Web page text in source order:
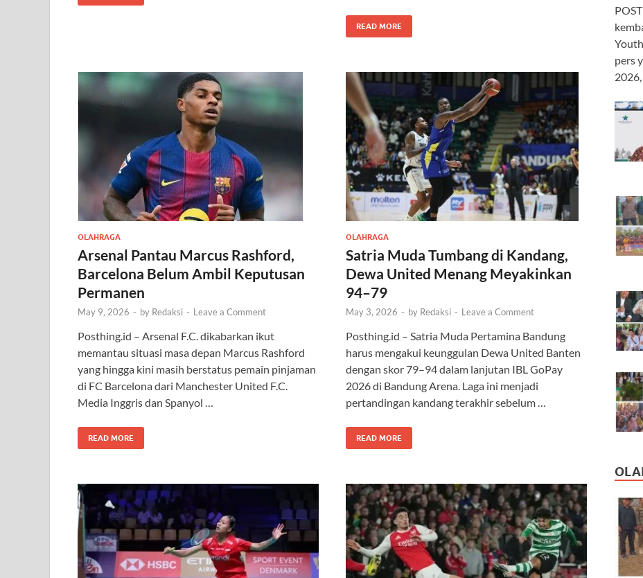
READ MORE
OLAHRAGA
Arsenal Pantau Marcus Rashford,
Barcelona Belum Ambil Keputusan
Permanen
May 9, 2026 - by Redaksi - Leave a Comment
Posthing.id – Arsenal F.C. dikabarkan ikut
memantau situasi masa depan Marcus Rashford
yang hingga kini masih berstatus pemain pinjaman
di FC Barcelona dari Manchester United F.C.
Media Inggris dan Spanyol …
READ MORE
OLAHRAGA
Satria Muda Tumbang di Kandang,
Dewa United Menang Meyakinkan
94–79
May 3, 2026 - by Redaksi - Leave a Comment
Posthing.id – Satria Muda Pertamina Bandung
harus mengakui keunggulan Dewa United Banten
dengan skor 79–94 dalam lanjutan IBL GoPay
2026 di Bandung Arena. Laga ini menjadi
pertandingan kandang terakhir sebelum …
READ MORE
pers